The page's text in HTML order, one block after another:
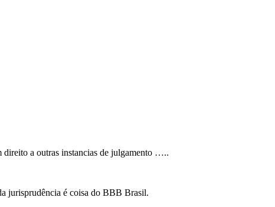
direito a outras instancias de julgamento …..
jurisprudência é coisa do BBB Brasil.